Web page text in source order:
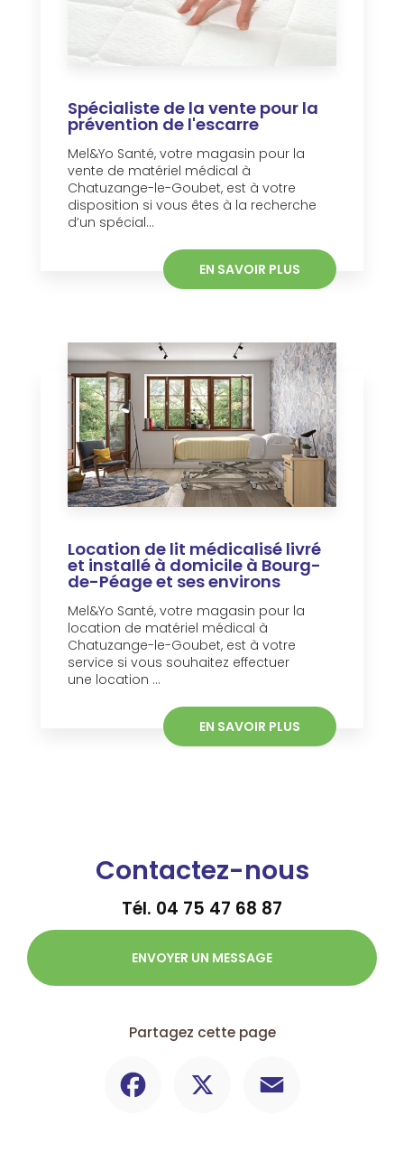
Spécialiste de la vente pour la
prévention de l'escarre
Mel&Yo Santé, votre magasin pour la
vente de matériel médical à
Chatuzange-le-Goubet, est à votre
disposition si vous êtes à la recherche
d’un spécial...
EN SAVOIR PLUS
Location de lit médicalisé livré
et installé à domicile à Bourg-
de-Péage et ses environs
Mel&Yo Santé, votre magasin pour la
location de matériel médical à
Chatuzange-le-Goubet, est à votre
service si vous souhaitez effectuer
une location ...
EN SAVOIR PLUS
Contactez-nous
Tél. 04 75 47 68 87
ENVOYER UN MESSAGE
Partagez cette page